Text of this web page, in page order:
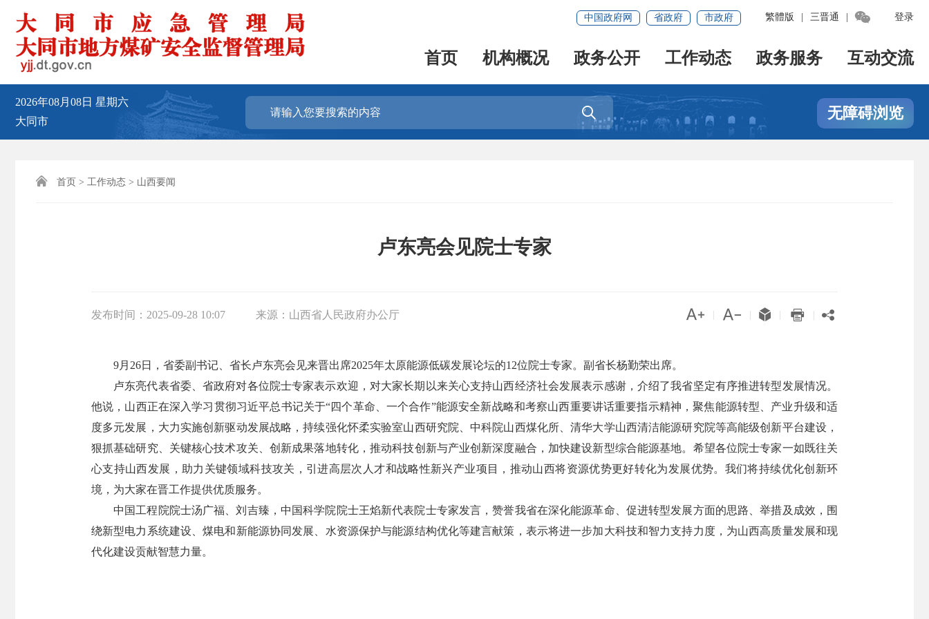
登录
繁體版 三晋通 
中国政府网 省政府 市政府
首页 机构概况 政务公开 工作动态 政务服务 互动交流
2026年08月08日 星期六
大同市
 无障碍浏览
 首页 > 工作动态 > 山西要闻
卢东亮会见院士专家
发布时间： 2025-09-28 10:07 来源： 山西省人民政府办公厅     
9月26日，省委副书记、省长卢东亮会见来晋出席2025年太原能源低碳发展论坛的12位院士专家。副省长杨勤荣出席。
卢东亮代表省委、省政府对各位院士专家表示欢迎，对大家长期以来关心支持山西经济社会发展表示感谢，介绍了我省坚定有序推进转型发展情况。
他说，山西正在深入学习贯彻习近平总书记关于“四个革命、一个合作”能源安全新战略和考察山西重要讲话重要指示精神，聚焦能源转型、产业升级和适
度多元发展，大力实施创新驱动发展战略，持续强化怀柔实验室山西研究院、中科院山西煤化所、清华大学山西清洁能源研究院等高能级创新平台建设，
狠抓基础研究、关键核心技术攻关、创新成果落地转化，推动科技创新与产业创新深度融合，加快建设新型综合能源基地。希望各位院士专家一如既往关
心支持山西发展，助力关键领域科技攻关，引进高层次人才和战略性新兴产业项目，推动山西将资源优势更好转化为发展优势。我们将持续优化创新环
境，为大家在晋工作提供优质服务。
中国工程院院士汤广福、刘吉臻，中国科学院院士王焰新代表院士专家发言，赞誉我省在深化能源革命、促进转型发展方面的思路、举措及成效，围
绕新型电力系统建设、煤电和新能源协同发展、水资源保护与能源结构优化等建言献策，表示将进一步加大科技和智力支持力度，为山西高质量发展和现
代化建设贡献智慧力量。